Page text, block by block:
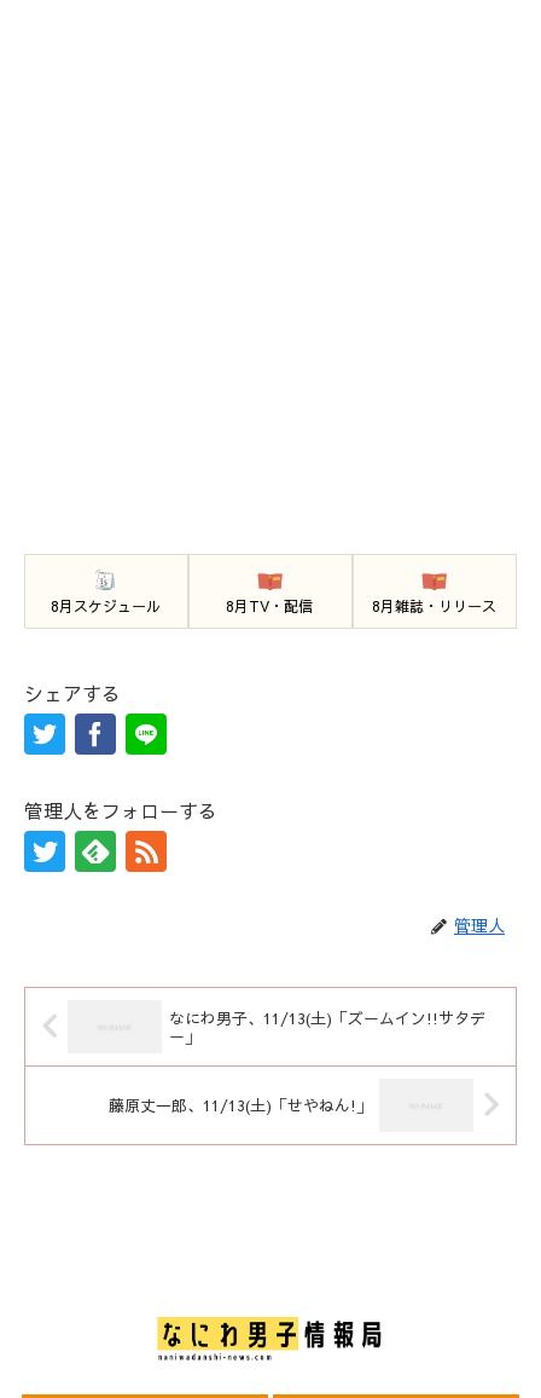
8月スケジュール 8月TV・配信 8月雑誌・リリース
シェアする
管理人をフォローする
管理人
なにわ男子、11/13(土)「ズームイン!!サタデ
ー」
藤原丈一郎、11/13(土)「せやねん!」